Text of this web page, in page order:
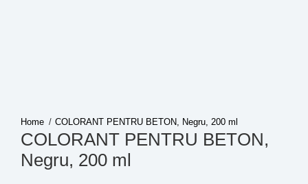
COLORANT PENTRU BETON, Negru, 200 ml
COLORANT PENTRU BETON,
Negru, 200 ml